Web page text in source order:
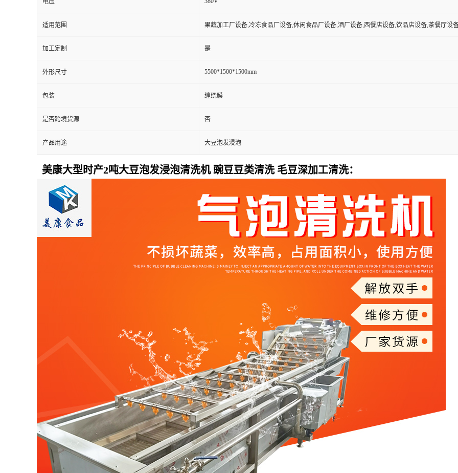
电压
适用范围 果蔬加工厂设备,冷冻食品厂设备,休闲食品厂设备,酒厂设备,西餐店设备,饮品店设备,茶餐厅设
加工定制 是
外形尺寸 5500*1500*1500mm
包装 缠绕膜
是否跨境货源 否
产品用途 大豆泡发浸泡
美康大型时产2吨大豆泡发浸泡清洗机 豌豆豆类清洗 毛豆深加工清洗：